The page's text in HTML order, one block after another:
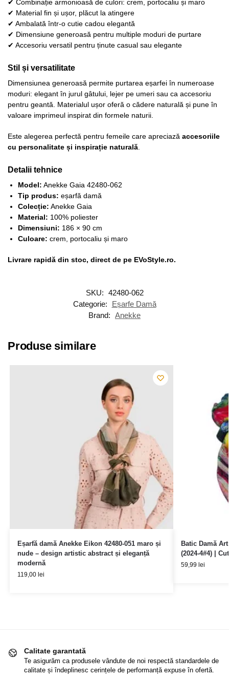
✔ Combinație armonioasă de culori: crem, portocaliu și maro
✔ Material fin și ușor, plăcut la atingere
✔ Ambalată într-o cutie cadou elegantă
✔ Dimensiune generoasă pentru multiple moduri de purtare
✔ Accesoriu versatil pentru ținute casual sau elegante
Stil și versatilitate
Dimensiunea generoasă permite purtarea eșarfei în numeroase
moduri: elegant în jurul gâtului, lejer pe umeri sau ca accesoriu
pentru geantă. Materialul ușor oferă o cădere naturală și pune în
valoare imprimeul inspirat din formele naturii.
Este alegerea perfectă pentru femeile care apreciază accesoriile
cu personalitate și inspirație naturală
Detalii tehnice
Model: Anekke Gaia 42480-062
Tip produs: eșarfă damă
Colecție: Anekke Gaia
Material: 100% poliester
Dimensiuni: 186 × 90 cm
Culoare: crem, portocaliu și maro
Livrare rapidă din stoc, direct de pe EVoStyle.ro.
SKU: 42480-062
Categorie:
Eșarfe Damă
Brand: Anekke
Produse similare
Eșarfă damă Anekke Eikon 42480-051 maro și
nude – design artistic abstract și eleganță
modernă
119,00 lei
Batic Damă
(2024-4#4) |
59,99 lei
Calitate garantată
Te asigurăm ca produsele vândute de noi respectă standardele de
calitate și îndeplinesc cerințele de performanță expuse în ofertă.